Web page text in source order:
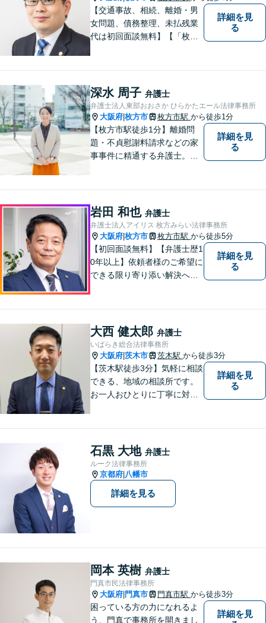
【交通事故、相続、離婚・男
女問題、債務整理、未払残業
代は初回面談無料】【「枚方
ヒアリングし、あらゆる観点
から解決策をご提案してまい
ります。
詳細を見
る
深水 周子 弁護士
弁護士法人東部おおさか ひらかたエール法律事務所
大阪府 枚方市 枚方市駅 から徒歩1分
【枚方市駅徒歩1分】離婚問
題・不貞慰謝料請求などの家
事事件に精通する弁護士。依
致します。どんなお悩みで
も、ご相談ください。【キッ
ズスペースあり】
詳細を見
る
岩田 和也 弁護士
弁護士法人アイリス 枚方みらい法律事務所
大阪府 枚方市 枚方市駅 から徒歩5分
【初回面談無料】【弁護士歴1
0年以上】依頼者様のご希望に
できる限り寄り添い解決へと
夫婦カウンセラーの資格保有
【相続問題】セミナー講師や
書籍執筆の経験あり【枚方市
駅5分】
詳細を見
る
大西 健太郎 弁護士
いばらき総合法律事務所
大阪府 茨木市 茨木駅 から徒歩3分
【茨木駅徒歩3分】気軽に相談
できる、地域の相談所です。
お一人おひとりに丁寧に対応
お困りごとがあれば、すぐに
ご相談を！
詳細を見
る
石黒 大地 弁護士
ルーク法律事務所
京都府 八幡市
詳細を見る
岡本 英樹 弁護士
門真市民法律事務所
大阪府 門真市 門真市駅 から徒歩3分
困っている方の力になれるよ
う、門真で事務所を開きまし
詳細を見